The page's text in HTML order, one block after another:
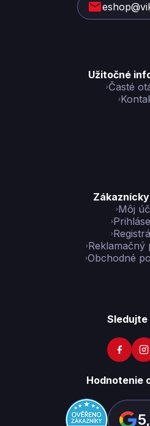
Užitočné
Časté
Môj
Reklamačný
Obchodné
Sledujte
Hodnotenie